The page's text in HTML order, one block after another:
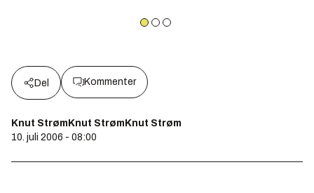
Del Kommenter
Knut StrømKnut StrømKnut Strøm
10. juli 2006 - 08:00